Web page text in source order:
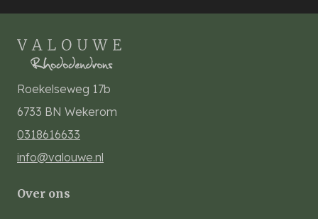
Roekelseweg 17b
6733 BN Wekerom
0318616633
info@valouwe.nl
Over ons